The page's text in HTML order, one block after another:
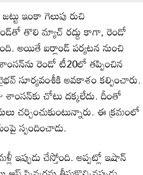
ఇంకా గెలుపు రుచి
తొలి మ్యాచ్ రద్దు కాగా, రెండో
ఐర్లాండ్ పర్యటన నుంచి
శాంసన్‌ను రెండో టీ20లో తప్పించిన
సూర్యవంశీకి అవకాశం కల్పించారు.
శాంసన్‌కు చోటు దక్కలేదు. దీంతో
చర్చించుకుంటున్నారు. ఈ క్రమంలో
స్పందించాడు.
ఇప్పుడు చేస్తోంది. అప్పట్లో ఇషాన్